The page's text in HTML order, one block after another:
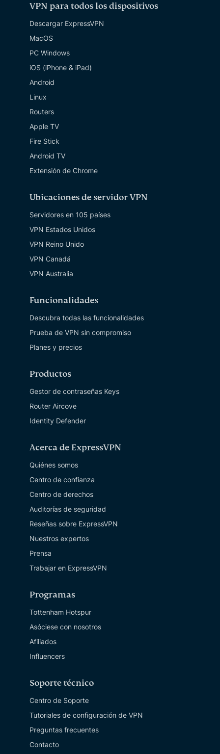
VPN para todos los dispositivos
Descargar ExpressVPN
MacOS
PC Windows
iOS (iPhone & iPad)
Android
Linux
Routers
Apple TV
Fire Stick
Android TV
Extensión de Chrome
Ubicaciones de servidor VPN
Servidores en 105 países
VPN Estados Unidos
VPN Reino Unido
VPN Canadá
VPN Australia
Funcionalidades
Descubra todas las funcionalidades
Prueba de VPN sin compromiso
Planes y precios
Productos
Gestor de contraseñas Keys
Router Aircove
Identity Defender
Acerca de ExpressVPN
Quiénes somos
Centro de confianza
Centro de derechos
Auditorías de seguridad
Reseñas sobre ExpressVPN
Nuestros expertos
Prensa
Trabajar en ExpressVPN
Programas
Tottenham Hotspur
Asóciese con nosotros
Afiliados
Influencers
Soporte técnico
Centro de Soporte
Tutoriales de configuración de VPN
Preguntas frecuentes
Contacto